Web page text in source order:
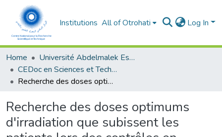
Institutions All of Otrohati Log In
Home
Université Abdelmalek Essaâdi - Tétouan
CEDoc en Sciences et Techniques et Sciences Médicales (CED - STSM)
Recherche des doses optimums d'irradiation que subissent les patients lors des contrôles en imagerie médicale : Radiographie X et TDM (Le scanner ou tomodensitométrie).
Recherche des doses optimums
d'irradiation que subissent les